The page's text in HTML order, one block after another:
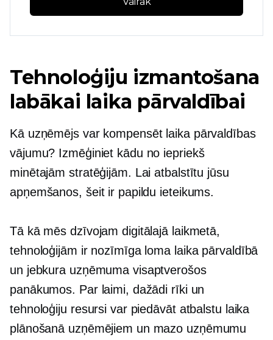
Tehnoloģiju izmantošana
labākai laika pārvaldībai
Kā uzņēmējs var kompensēt laika pārvaldības
vājumu? Izmēģiniet kādu no iepriekš
minētajām stratēģijām. Lai atbalstītu jūsu
apņemšanos, šeit ir papildu ieteikums.
Tā kā mēs dzīvojam digitālajā laikmetā,
tehnoloģijām ir nozīmīga loma laika pārvaldībā
un jebkura uzņēmuma visaptverošos
panākumos. Par laimi, dažādi rīki un
tehnoloģiju resursi var piedāvāt atbalstu laika
plānošanā uzņēmējiem un mazo uzņēmumu